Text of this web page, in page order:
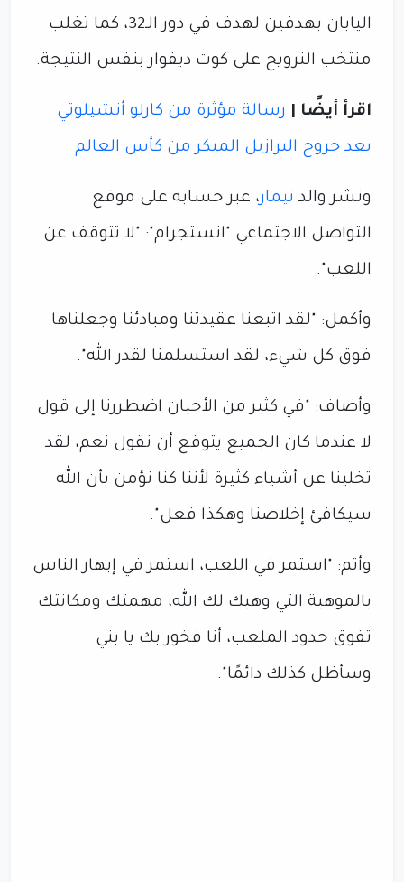
اليابان بهدفين لهدف في دور الـ32، كما تغلب
منتخب النرويج على كوت ديفوار بنفس النتيجة.
اقرأ أيضًا | رسالة مؤثرة من كارلو أنشيلوتي
بعد خروج البرازيل المبكر من كأس العالم
ونشر والد نيمار، عبر حسابه على موقع
التواصل الاجتماعي "انستجرام": "لا تتوقف عن
اللعب".
وأكمل: "لقد اتبعنا عقيدتنا ومبادئنا وجعلناها
فوق كل شيء، لقد استسلمنا لقدر الله".
وأضاف: "في كثير من الأحيان اضطررنا إلى قول
لا عندما كان الجميع يتوقع أن نقول نعم، لقد
تخلينا عن أشياء كثيرة لأننا كنا نؤمن بأن الله
سيكافئ إخلاصنا وهكذا فعل".
وأتم: "استمر في اللعب، استمر في إبهار الناس
بالموهبة التي وهبك لك الله، مهمتك ومكانتك
تفوق حدود الملعب، أنا فخور بك يا بني
وسأظل كذلك دائمًا".